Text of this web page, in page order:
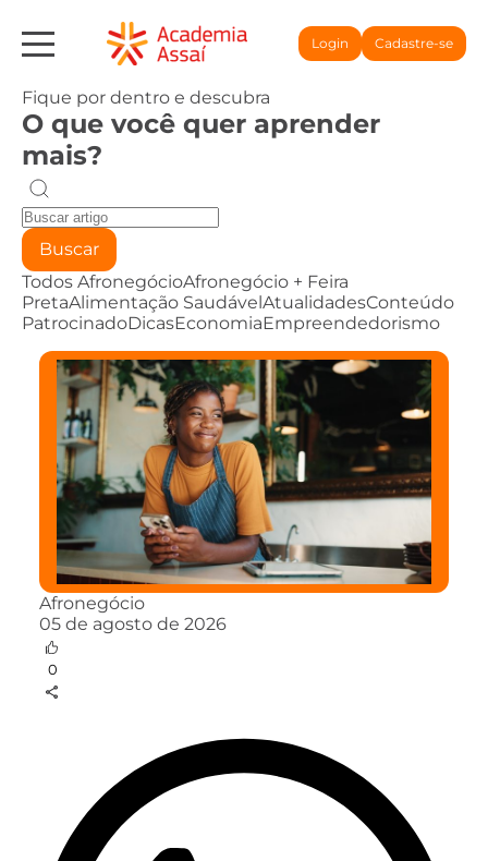
Login Cadastre-se
Fique por dentro e descubra
O que você quer aprender
mais?
Buscar
Todos AfronegócioAfronegócio + Feira
PretaAlimentação SaudávelAtualidadesConteúdo
PatrocinadoDicasEconomiaEmpreendedorismo
Afronegócio
05 de agosto de 2026
0